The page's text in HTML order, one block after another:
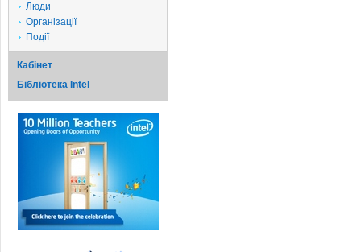
Люди
Організації
Події
Кабінет
Бібліотека Intel